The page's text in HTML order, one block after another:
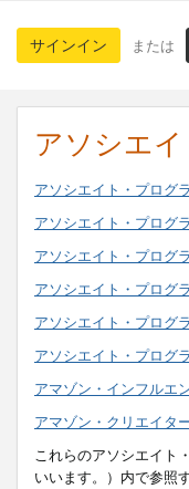
サインイン または
アソシエ
アソシエイト・プログ
アソシエイト・プログ
アソシエイト・プログ
アソシエイト・プログ
アソシエイト・プログ
アソシエイト・プログ
アマゾン・インフルエ
アマゾン・クリエイタ
これらのアソシエイト
いいます。）内で参照